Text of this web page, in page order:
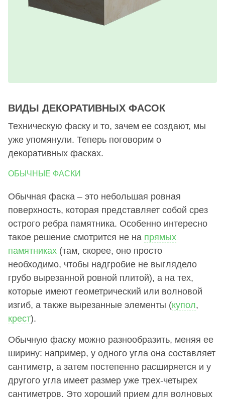
ВИДЫ ДЕКОРАТИВНЫХ ФАСОК
Техническую фаску и то, зачем ее создают, мы
уже упомянули. Теперь поговорим о
декоративных фасках.
ОБЫЧНЫЕ ФАСКИ
Обычная фаска – это небольшая ровная
поверхность, которая представляет собой срез
острого ребра памятника. Особенно интересно
такое решение смотрится не на прямых
памятниках (там, скорее, оно просто
необходимо, чтобы надгробие не выглядело
грубо вырезанной ровной плитой), а на тех,
которые имеют геометрический или волновой
изгиб, а также вырезанные элементы (купол,
крест).
Обычную фаску можно разнообразить, меняя ее
ширину: например, у одного угла она составляет
сантиметр, а затем постепенно расширяется и у
другого угла имеет размер уже трех-четырех
сантиметров. Это хороший прием для волновых